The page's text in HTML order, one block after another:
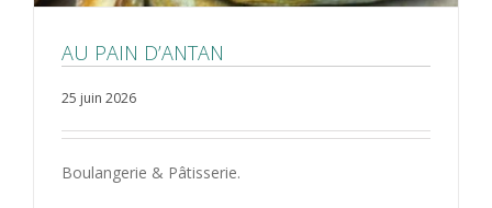
AU PAIN D’ANTAN
25 juin 2026
Boulangerie & Pâtisserie.